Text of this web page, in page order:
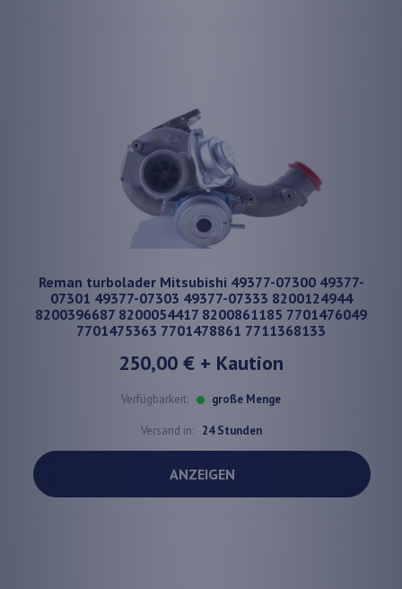
Reman turbolader Mitsubishi 49377-07300 49377-
07301 49377-07303 49377-07333 8200124944
8200396687 8200054417 8200861185 7701476049
7701475363 7701478861 7711368133
250,00 € + Kaution
Verfügbarkeit: große Menge
Versand in: 24 Stunden
ANZEIGEN